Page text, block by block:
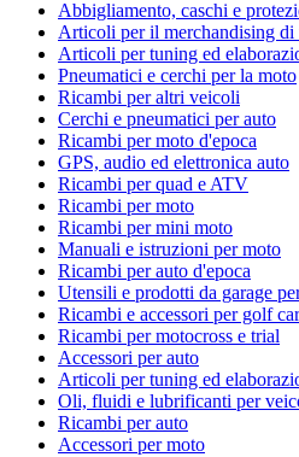
Abbigliamento, caschi e
Articoli per il merchandising di
Articoli per tuning ed
Pneumatici e cerchi per la moto
Ricambi per altri veicoli
Cerchi e pneumatici per auto
Ricambi per moto d'epoca
GPS, audio ed elettronica auto
Ricambi per quad e ATV
Ricambi per moto
Ricambi per mini moto
Manuali e istruzioni per moto
Ricambi per auto d'epoca
Utensili e prodotti da garage
Ricambi e accessori per golf car
Ricambi per motocross e trial
Accessori per auto
Articoli per tuning ed
Oli, fluidi e lubrificanti per
Ricambi per auto
Accessori per moto